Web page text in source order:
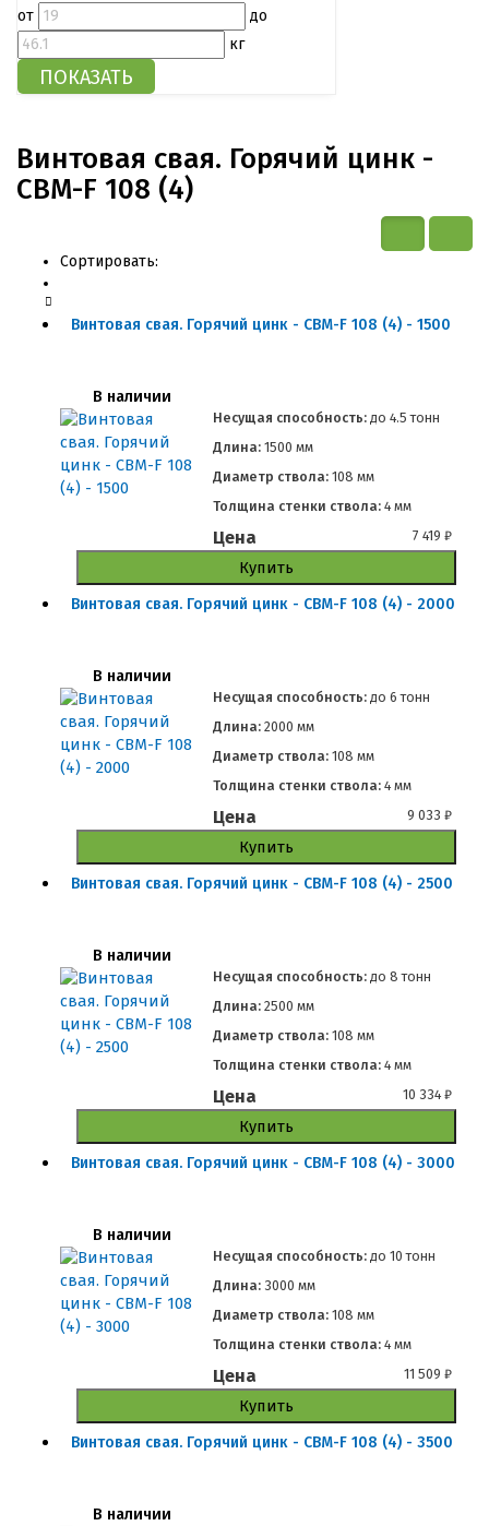
от
до
кг
Винтовая свая. Горячий цинк -
СВМ-F 108 (4)
Сортировать:
Винтовая свая. Горячий цинк - СВМ-F 108 (4) - 1500
В наличии
Несущая способность: до 4.5 тонн
Длина:1500 мм
Диаметр ствола:108 мм
Толщина стенки ствола:4 мм
Цена 7 419₽
Купить
Винтовая свая. Горячий цинк - СВМ-F 108 (4) - 2000
В наличии
Несущая способность: до 6 тонн
Длина:2000 мм
Диаметр ствола:108 мм
Толщина стенки ствола:4 мм
Цена 9 033₽
Купить
Винтовая свая. Горячий цинк - СВМ-F 108 (4) - 2500
В наличии
Несущая способность: до 8 тонн
Длина:2500 мм
Диаметр ствола:108 мм
Толщина стенки ствола:4 мм
Цена 10 334₽
Купить
Винтовая свая. Горячий цинк - СВМ-F 108 (4) - 3000
В наличии
Несущая способность: до 10 тонн
Длина:3000 мм
Диаметр ствола:108 мм
Толщина стенки ствола:4 мм
Цена 11 509₽
Купить
Винтовая свая. Горячий цинк - СВМ-F 108 (4) - 3500
В наличии